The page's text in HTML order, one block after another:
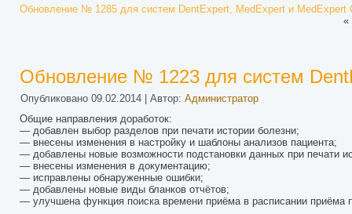
Обновление № 1285 для систем DentExpert, MedExpert и MedExpert
«
Обновление № 1223 для систем
Опубликовано 09.02.2014 Автор: Администратор
Общие направления доработок:
— добавлен выбор разделов при печати истории болезни;
— внесены изменения в настройку и шаблоны анализов пациента;
— добавлены новые возможности подстановки данных при печати
— внесены изменения в документацию;
— исправлены обнаруженные ошибки;
— добавлены новые виды бланков отчётов;
— улучшена функция поиска времени приёма в расписании приёма